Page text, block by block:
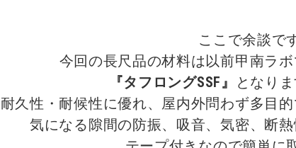
ここで余談で
『タフロングSSF』
となりま
耐久性・耐候性に優れ、屋内外問わず多目
気になる隙間の防振、吸音、気密、断